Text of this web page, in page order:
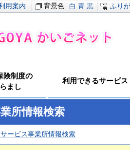
用案内 背景色 白 青 黒 ふり
険制度の
まし
利用できるサービス
所情報検索
ービス事業所情報検索